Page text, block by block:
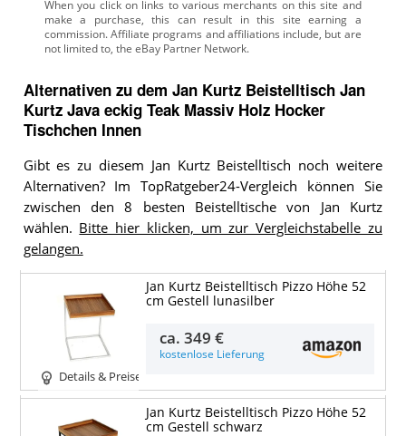
Alternativen zu dem Jan Kurtz Beistelltisch Jan
Kurtz Java eckig Teak Massiv Holz Hocker
Tischchen Innen
Gibt es zu diesem Jan Kurtz Beistelltisch noch weitere
Alternativen? Im TopRatgeber24-Vergleich können Sie
zwischen den 8 besten Beistelltische von Jan Kurtz
wählen. Bitte hier klicken, um zur Vergleichstabelle zu
gelangen.
Details & Preise
Jan Kurtz Beistelltisch Pizzo Höhe 52
cm Gestell lunasilber
ca.349 €
kostenlose Lieferung
Jan Kurtz Beistelltisch Pizzo Höhe 52
cm Gestell schwarz